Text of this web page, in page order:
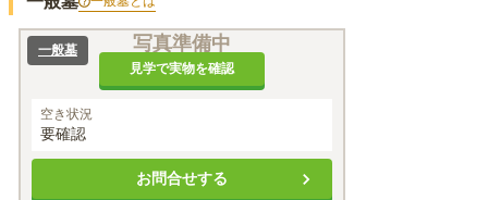
写真準備中
見学で実物を確認
一般墓
空き状況
要確認
お問合せする